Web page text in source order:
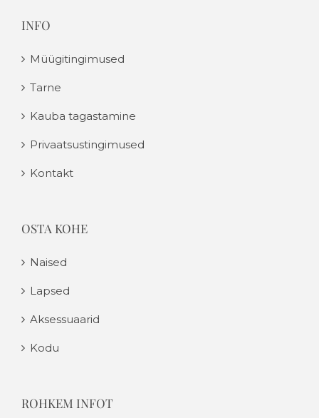
INFO
Müügitingimused
Tarne
Kauba tagastamine
Privaatsustingimused
Kontakt
OSTA KOHE
Naised
Lapsed
Aksessuaarid
Kodu
ROHKEM INFOT